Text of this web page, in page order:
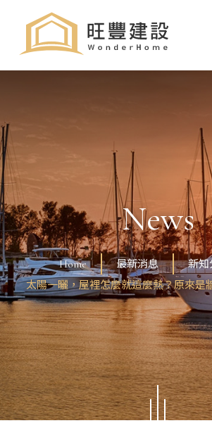
News
Home 最新消息
新知
太陽一曬，屋裡怎麼就這麼熱？原來是